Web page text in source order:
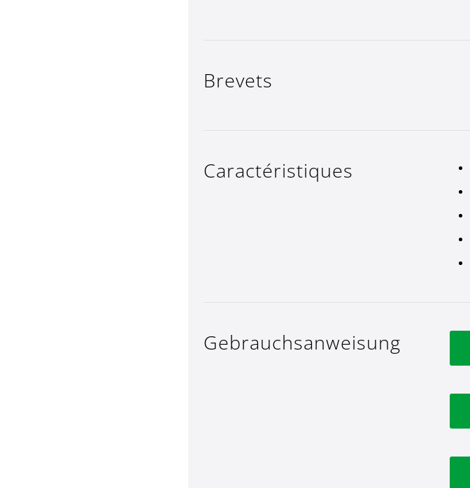
Brevets
Caractéristiques
Gebrauchs­anweisung